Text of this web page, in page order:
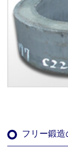
フリー鍛造